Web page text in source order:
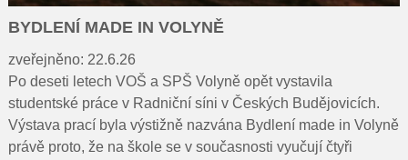
BYDLENÍ MADE IN VOLYNĚ
zveřejněno: 22.6.26
Po deseti letech VOŠ a SPŠ Volyně opět vystavila
studentské práce v Radniční síni v Českých Budějovicích.
Výstava prací byla výstižně nazvána Bydlení made in Volyně
právě proto, že na škole se v současnosti vyučují čtyři